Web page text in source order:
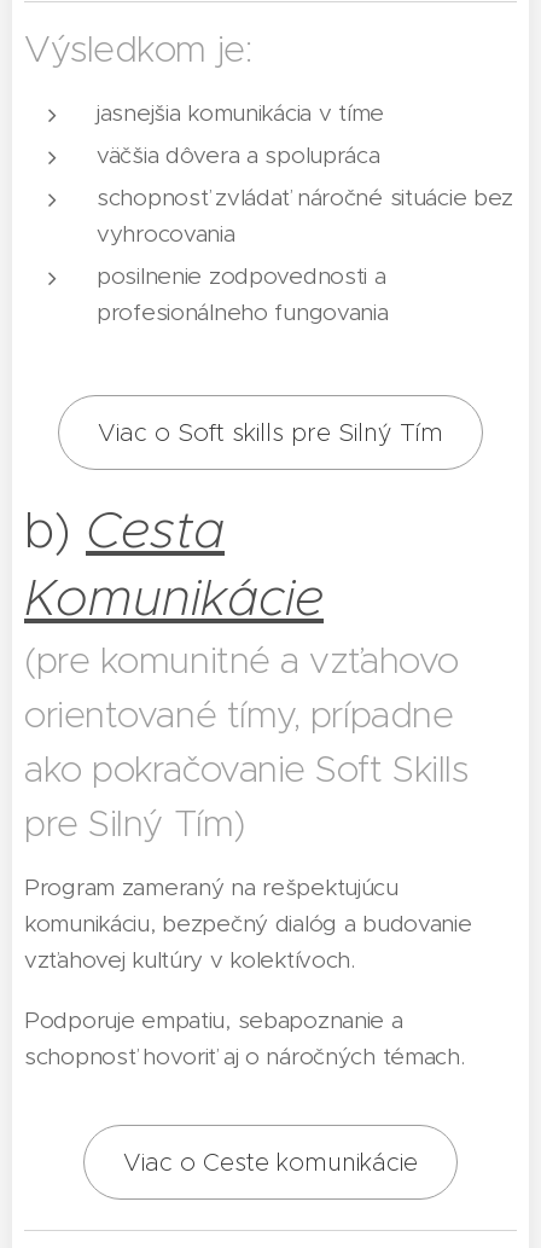
Výsledkom je:
jasnejšia komunikácia v tíme
väčšia dôvera a spolupráca
schopnosť zvládať náročné situácie bez
vyhrocovania
posilnenie zodpovednosti a
profesionálneho fungovania
Viac o Soft skills pre Silný Tím
b) Cesta
Komunikácie
(pre komunitné a vzťahovo
orientované tímy, prípadne
ako pokračovanie Soft Skills
pre Silný Tím)
Program zameraný na rešpektujúcu
komunikáciu, bezpečný dialóg a budovanie
vzťahovej kultúry v kolektívoch.
Podporuje empatiu, sebapoznanie a
schopnosť hovoriť aj o náročných témach.
Viac o Ceste komunikácie